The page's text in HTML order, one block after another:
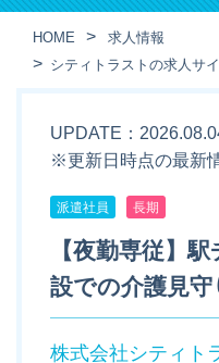
HOME
求人情報
シティトラストの求人サ
UPDATE：
※更新日時点の最新
派遣社員 長期
【夜勤専従】
設での介護見
株式会社シティト